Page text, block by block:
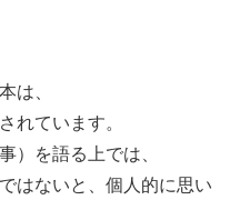
は、
れています。
）を語る上では、
はないと、個人的に思い